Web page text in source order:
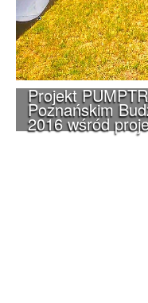
Projekt
Poznańskim
2016 wśród